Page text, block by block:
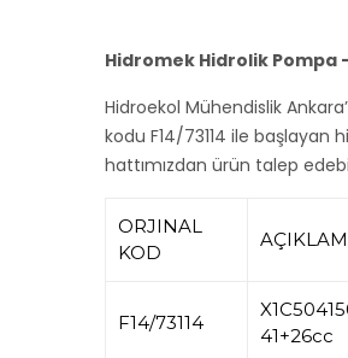
Hidromek Hidrolik Pompa
Hidroekol Mühendislik
kodu F14/73114 ile başlayan
hattımızdan ürün talep
ORJINAL
KOD
F14/73114
41+26cc